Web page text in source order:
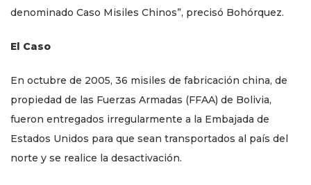
denominado Caso Misiles Chinos”, precisó Bohórquez.
El Caso
En octubre de 2005, 36 misiles de fabricación china, de
propiedad de las Fuerzas Armadas (FFAA) de Bolivia,
fueron entregados irregularmente a la Embajada de
Estados Unidos para que sean transportados al país del
norte y se realice la desactivación.